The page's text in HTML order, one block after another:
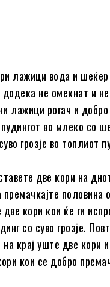
лажици вода и
не омекнат и не
лажици рогач и добро
во млеко со
грозје во топлиот
две кори на
половина
кори кои ќе ги
со суво грозје.
крај уште две кори и
кои се добро